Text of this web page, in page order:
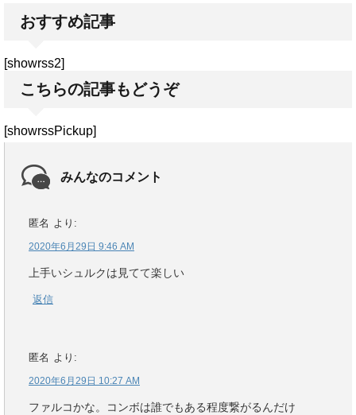
おすすめ記事
[showrss2]
こちらの記事もどうぞ
[showrssPickup]
みんなのコメント
匿名 より:
2020年6月29日 9:46 AM
上手いシュルクは見てて楽しい
返信
匿名 より:
2020年6月29日 10:27 AM
ファルコかな。コンボは誰でもある程度繋がるんだけ